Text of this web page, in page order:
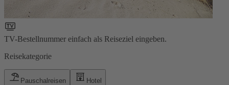
TV-Bestellnummer einfach als Reiseziel eingeben.
Reisekategorie
Pauschalreisen Hotel